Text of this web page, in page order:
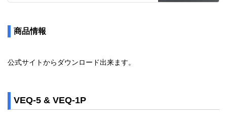
商品情報
公式サイトからダウンロード出来ます。
VEQ-5 & VEQ-1P